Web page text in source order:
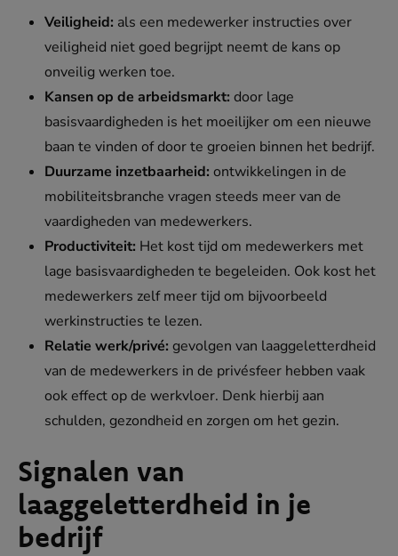
Veiligheid: als een medewerker instructies over
veiligheid niet goed begrijpt neemt de kans op
onveilig werken toe.
Kansen op de arbeidsmarkt: door lage
basisvaardigheden is het moeilijker om een nieuwe
baan te vinden of door te groeien binnen het bedrijf.
Duurzame inzetbaarheid: ontwikkelingen in de
mobiliteitsbranche vragen steeds meer van de
vaardigheden van medewerkers.
Productiviteit: Het kost tijd om medewerkers met
lage basisvaardigheden te begeleiden. Ook kost het
medewerkers zelf meer tijd om bijvoorbeeld
werkinstructies te lezen.
Relatie werk/privé: gevolgen van laaggeletterdheid
van de medewerkers in de privésfeer hebben vaak
ook effect op de werkvloer. Denk hierbij aan
schulden, gezondheid en zorgen om het gezin.
Signalen van
laaggeletterdheid in je
bedrijf